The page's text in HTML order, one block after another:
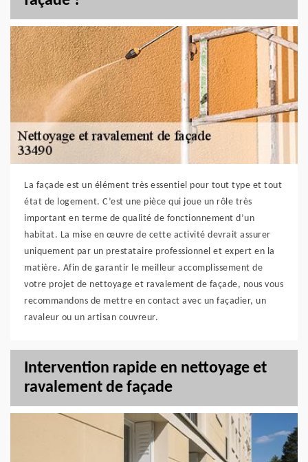
La façade est un élément très essentiel pour tout type et tout
état de logement. C’est une pièce qui joue un rôle très
important en terme de qualité de fonctionnement d’un
habitat. La mise en œuvre de cette activité devrait assurer
uniquement par un prestataire professionnel et expert en la
matière. Afin de garantir le meilleur accomplissement de
votre projet de nettoyage et ravalement de façade, nous vous
recommandons de mettre en contact avec un façadier, un
ravaleur ou un artisan couvreur.
Intervention rapide en nettoyage et
ravalement de façade